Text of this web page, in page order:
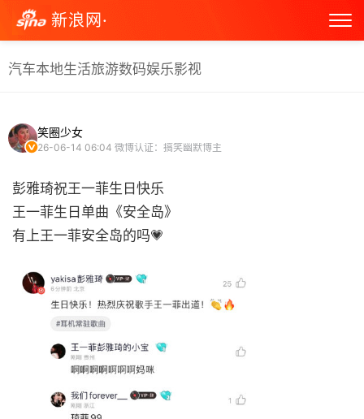
新浪网·
汽车本地生活旅游数码娱乐影视
笑圈少女
26-06-14 06:04 微博认证：搞笑幽默博主
彭雅琦祝王一菲生日快乐
王一菲生日单曲《安全岛》
有上王一菲安全岛的吗💗 ​